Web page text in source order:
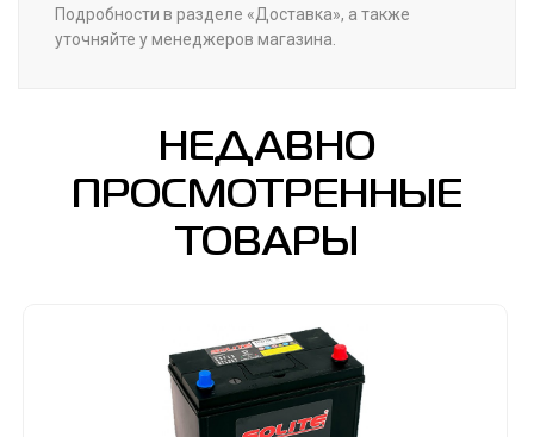
Подробности в разделе «Доставка», а также
уточняйте у менеджеров магазина.
НЕДАВНО
ПРОСМОТРЕННЫЕ
ТОВАРЫ